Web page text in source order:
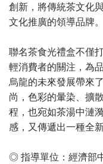
創新，將傳統茶文化
文化推廣的領導品牌。
聯名茶食光禮盒不僅
輕消費者的關注，為
烏龍的未來發展帶來
尚，色彩的暈染、擴
程，也宛如茶湯中漣
感，又傳遞出一種全
◎ 指導單位：經濟部